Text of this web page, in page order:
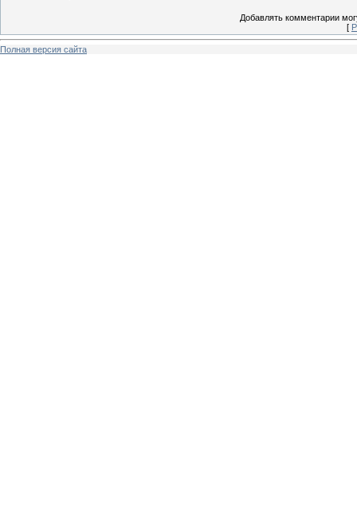
Добавлять комментарии
[
Полная версия сайта